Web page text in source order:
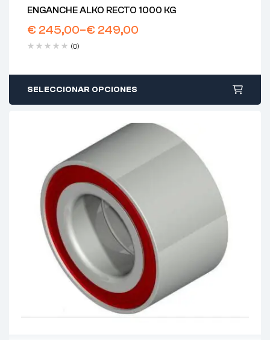
ENGANCHE ALKO RECTO 1000 KG
€ 245,00–€ 249,00
(0)
SELECCIONAR OPCIONES